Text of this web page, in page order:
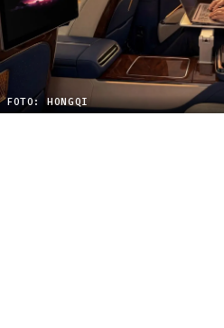
FOTO: HONGQI